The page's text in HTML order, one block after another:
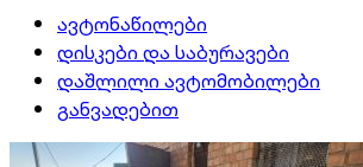
ავტონაწილები
დისკები და საბურავები
დაშლილი ავტომობილები
განვადებით